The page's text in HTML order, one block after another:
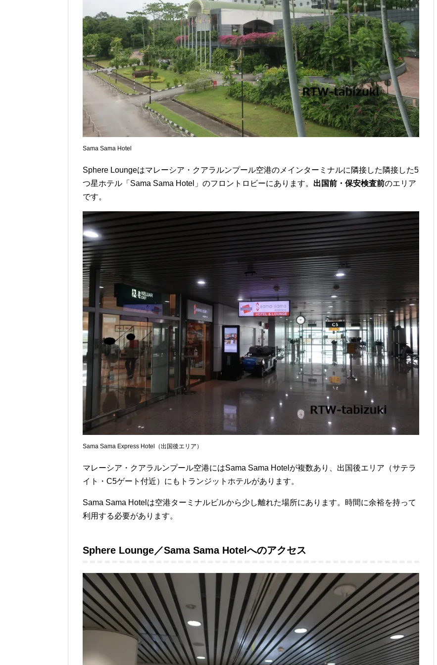
Sama Sama Hotel
Sphere Loungeはマレーシア・クアラルンプール空港のメインターミナルに隣接した隣接した5
つ星ホテル「Sama Sama Hotel」のフロントロビーにあります。 出国前・保安検査前のエリア
です。
Sama Sama Express Hotel（出国後エリア）
マレーシア・クアラルンプール空港にはSama Sama Hotelが複数あり、出国後エリア（サテラ
イト・C5ゲート付近）にもトランジットホテルがあります。
Sama Sama Hotelは空港ターミナルビルから少し離れた場所にあります。時間に余裕を持って
利用する必要があります。
Sphere Lounge／Sama Sama Hotelへのアクセス